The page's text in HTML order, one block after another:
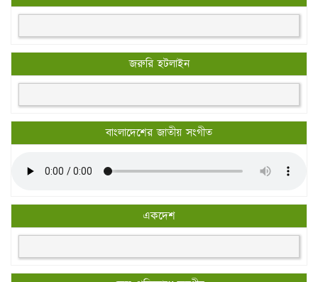
জরুরি হটলাইন
বাংলাদেশের জাতীয় সংগীত
একদেশ